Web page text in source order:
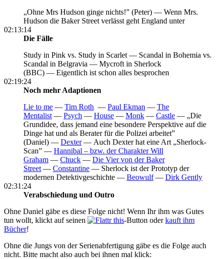
„Ohne Mrs Hudson ginge nichts!” (Peter) — Wenn Mrs.
Hudson die Baker Street verlässt geht England unter
02:13:14
Die Fälle
Study in Pink vs. Study in Scarlet — Scandal in Bohemia vs.
Scandal in Belgravia — Mycroft in Sherlock
(BBC) — Eigentlich ist schon alles besprochen
02:19:24
Noch mehr Adaptionen
Lie to me — Tim Roth — Paul Ekman — The
Mentalist — Psych — House — Monk — Castle — „Die
Grundidee, dass jemand eine besondere Perspektive auf die
Dinge hat und als Berater für die Polizei arbeitet”
(Daniel) — Dexter— Auch Dexter hat eine Art „Sherlock-
Scan” — Hannibal – bzw. der Charakter Will
Graham — Chuck — Die Vier von der Baker
Street — Constantine — Sherlock ist der Prototyp der
modernen Detektivgeschichte — Beowulf— Dirk Gently
02:31:24
Verabschiedung und Outro
Ohne Daniel gäbe es diese Folge nicht! Wenn Ihr ihm was Gutes
tun wollt, klickt auf seinen
-Button oderkauft ihm
Bücher!
Ohne die Jungs von der Serienabfertigung gäbe es die Folge auch
nicht. Bitte macht also auch bei ihnen mal klick: